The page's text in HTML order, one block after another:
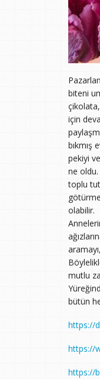
biteni
için
bıkmış
pekiyi
ne oldu.
toplu
olabilir.
mutlu
bütün
https://
https://
https://